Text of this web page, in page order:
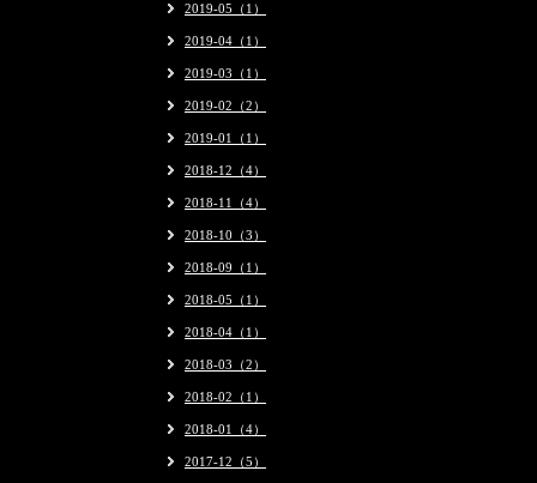
2019-05（1）
2019-04（1）
2019-03（1）
2019-02（2）
2019-01（1）
2018-12（4）
2018-11（4）
2018-10（3）
2018-09（1）
2018-05（1）
2018-04（1）
2018-03（2）
2018-02（1）
2018-01（4）
2017-12（5）